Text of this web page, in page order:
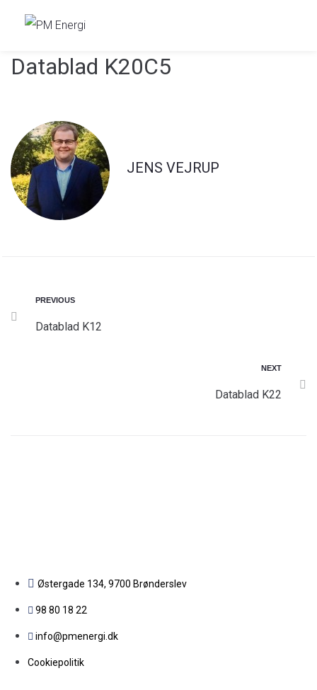
Datablad K20C5
JENS VEJRUP
PREVIOUS
Datablad K12
NEXT
Datablad K22
Østergade 134, 9700 Brønderslev​
98 80 18 22
info@pmenergi.dk​ ​
Cookiepolitik